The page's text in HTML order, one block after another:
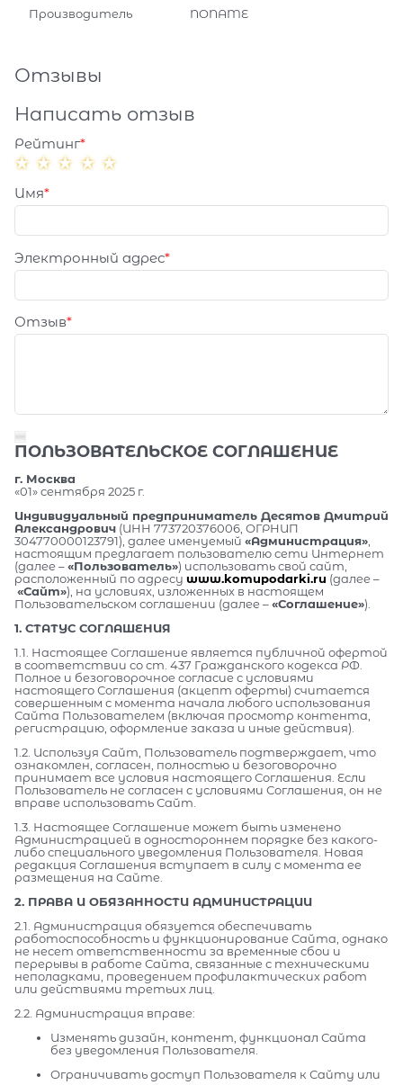
Производитель NONAME
Отзывы
Написать отзыв
Рейтинг
Имя
Электронный адрес
Отзыв
ПОЛЬЗОВАТЕЛЬСКОЕ СОГЛАШЕНИЕ
г. Москва
«01» сентября 2025 г.
Индивидуальный предприниматель Десятов Дмитрий
Александрович (ИНН 773720376006, ОГРНИП
304770000123791), далее именуемый «Администрация»,
настоящим предлагает пользователю сети Интернет
(далее –«Пользователь») использовать свой сайт,
расположенный по адресу www.komupodarki.ru (далее –
«Сайт»), на условиях, изложенных в настоящем
Пользовательском соглашении (далее –«Соглашение»).
1. СТАТУС СОГЛАШЕНИЯ
1.1. Настоящее Соглашение является публичной офертой
в соответствии со ст. 437 Гражданского кодекса РФ.
Полное и безоговорочное согласие с условиями
настоящего Соглашения (акцепт оферты) считается
совершенным с момента начала любого использования
Сайта Пользователем (включая просмотр контента,
регистрацию, оформление заказа и иные действия).
1.2. Используя Сайт, Пользователь подтверждает, что
ознакомлен, согласен, полностью и безоговорочно
принимает все условия настоящего Соглашения. Если
Пользователь не согласен с условиями Соглашения, он не
вправе использовать Сайт.
1.3. Настоящее Соглашение может быть изменено
Администрацией в одностороннем порядке без какого-
либо специального уведомления Пользователя. Новая
редакция Соглашения вступает в силу с момента ее
размещения на Сайте.
2. ПРАВА И ОБЯЗАННОСТИ АДМИНИСТРАЦИИ
2.1. Администрация обязуется обеспечивать
работоспособность и функционирование Сайта, однако
не несет ответственности за временные сбои и
перерывы в работе Сайта, связанные с техническими
неполадками, проведением профилактических работ
или действиями третьих лиц.
2.2. Администрация вправе:
Изменять дизайн, контент, функционал Сайта
без уведомления Пользователя.
Ограничивать доступ Пользователя к Сайту или